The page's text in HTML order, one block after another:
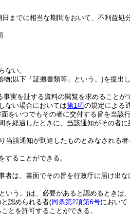
までに相当な期間をおいて、不利益処
ない。
物(以下「証拠書類等」という。)を提出
実を証する資料の閲覧を求めることが
ない場合においては第1項の規定による
をいつでもその者に交付する旨を当該
経過したときに、当該通知がその者に
当該通知が到達したものとみなされる
ることができる。
は、書面でその旨を行政庁に届け出な
いう。)は、必要があると認めるときは
認められる者(同条第2項第6号において
とを許可することができる。